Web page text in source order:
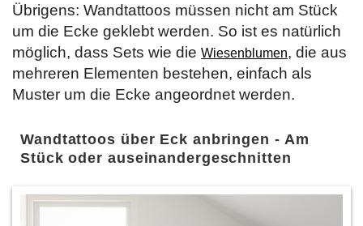
Übrigens: Wandtattoos müssen nicht am Stück
um die Ecke geklebt werden. So ist es natürlich
möglich, dass Sets wie die Wiesenblumen, die aus
mehreren Elementen bestehen, einfach als
Muster um die Ecke angeordnet werden.
Wandtattoos über Eck anbringen - Am
Stück oder auseinandergeschnitten